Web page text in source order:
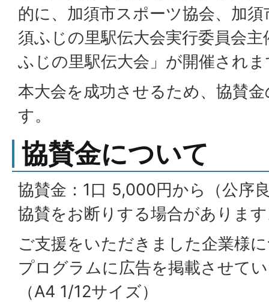
的に、加須市スポーツ協会、加
須ふじの里駅伝大会実行委員会
ふじの里駅伝大会」が開催され
本大会を成功させるため、協賛
す。
協賛金について
協賛金：1口 5,000円から（公序
協賛をお断りする場合がありま
ご支援をいただきました企業様
プログラムに広告を掲載させて
（A4 1/12サイズ）